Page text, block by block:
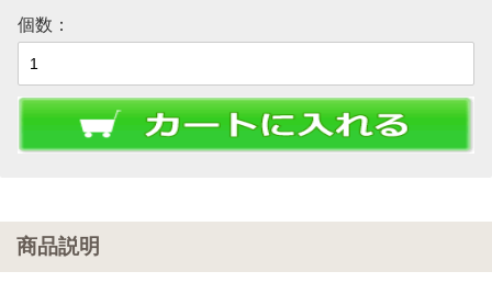
個数：
商品説明